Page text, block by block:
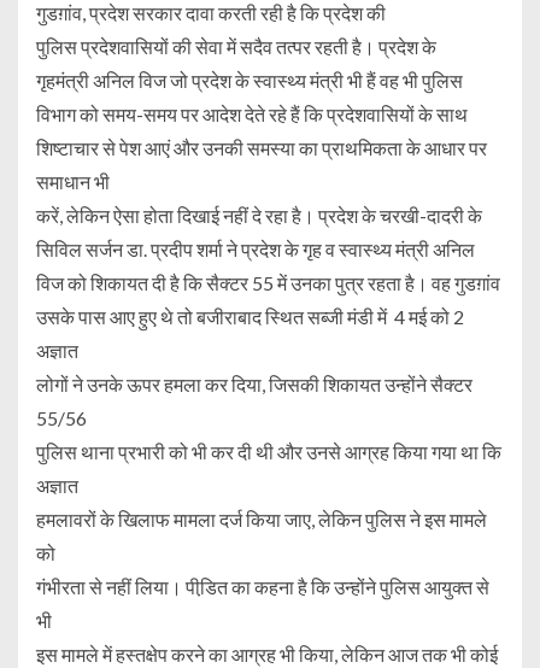
गुडग़ांव, प्रदेश सरकार दावा करती रही है कि प्रदेश की
पुलिस प्रदेशवासियों की सेवा में सदैव तत्पर रहती है। प्रदेश के
गृहमंत्री अनिल विज जो प्रदेश के स्वास्थ्य मंत्री भी हैं वह भी पुलिस
विभाग को समय-समय पर आदेश देते रहे हैं कि प्रदेशवासियों के साथ
शिष्टाचार से पेश आएं और उनकी समस्या का प्राथमिकता के आधार पर
समाधान भी
करें, लेकिन ऐसा होता दिखाई नहीं दे रहा है। प्रदेश के चरखी-दादरी के
सिविल सर्जन डा. प्रदीप शर्मा ने प्रदेश के गृह व स्वास्थ्य मंत्री अनिल
विज को शिकायत दी है कि सैक्टर 55 में उनका पुत्र रहता है। वह गुडग़ांव
उसके पास आए हुए थे तो बजीराबाद स्थित सब्जी मंडी में 4 मई को 2
अज्ञात
लोगों ने उनके ऊपर हमला कर दिया, जिसकी शिकायत उन्होंने सैक्टर
55/56
पुलिस थाना प्रभारी को भी कर दी थी और उनसे आग्रह किया गया था कि
अज्ञात
हमलावरों के खिलाफ मामला दर्ज किया जाए, लेकिन पुलिस ने इस मामले
को
गंभीरता से नहीं लिया। पीडि़त का कहना है कि उन्होंने पुलिस आयुक्त से
भी
इस मामले में हस्तक्षेप करने का आग्रह भी किया, लेकिन आज तक भी कोई